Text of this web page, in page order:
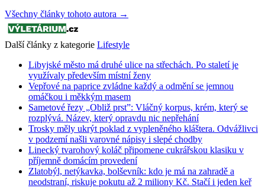
Všechny články tohoto autora →
Další články z kategorie Lifestyle
Libyjské město má druhé ulice na střechách. Po staletí je
využívaly především místní ženy
Vepřové na paprice zvládne každý a odmění se jemnou
omáčkou i měkkým masem
Sametové řezy „Obliž prst”: Vláčný korpus, krém, který se
rozplývá. Název, který opravdu nic nepřehání
Trosky měly ukrýt poklad z vypleněného kláštera. Odvážlivci
v podzemí našli varovné nápisy i slepé chodby
Linecký tvarohový koláč připomene cukrářskou klasiku v
příjemně domácím provedení
Zlatobýl, netýkavka, bolševník: kdo je má na zahradě a
neodstraní, riskuje pokutu až 2 miliony Kč. Stačí i jeden keř